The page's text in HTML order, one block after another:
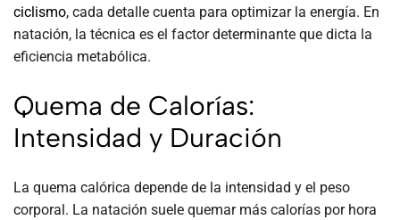
ciclismo, cada detalle cuenta para optimizar la energía. En
natación, la técnica es el factor determinante que dicta la
eficiencia metabólica.
Quema de Calorías:
Intensidad y Duración
La quema calórica depende de la intensidad y el peso
corporal. La natación suele quemar más calorías por hora